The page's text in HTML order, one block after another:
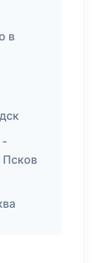
в
-
Псков